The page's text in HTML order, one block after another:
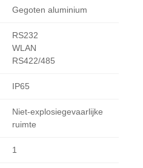
Gegoten aluminium
RS232
WLAN
RS422/485
IP65
Niet-explosiegevaarlijke
ruimte
1